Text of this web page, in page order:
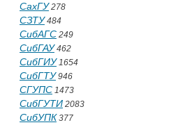
СахГУ278
СЗТУ484
СибАГС 249
СибГАУ462
СибГИУ1654
СибГТУ946
СГУПС 1473
СибГУТИ 2083
СибУПК 377